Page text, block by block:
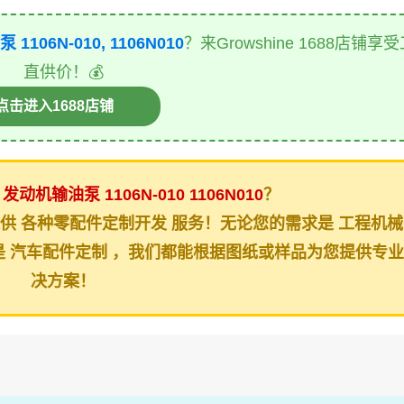
1106N-010, 1106N010？来Growshine 1688店铺享受
直供价！💰
入1688店铺
发动机输油泵 1106N-010 1106N010？
种零配件定制开发 服务！无论您的需求是 工程机
车配件定制 ，我们都能根据图纸或样品为您提供专
决方案！